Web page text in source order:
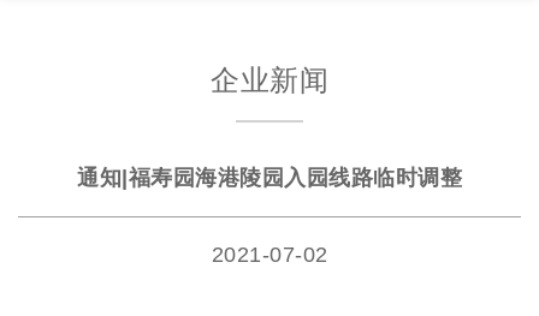
企业新闻
通知|福寿园海港陵园入园线路临时调整
2021-07-02